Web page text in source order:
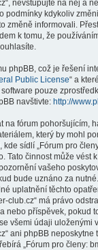
nevstupujte na něj a
podmínky kdykoliv
změně informovali.
k tomu, že
phpBB, což je řešení
Public License“ a
software pouze
navštivte: http://
na fórum pohoršujícím,
který by mohl
kde sídlí „Fórum pro
Tato činnost může vést
vašeho
bude uznáno za
uplatnění těchto
club.cz“ má právo
nebo příspěvek, pokud
všemi údaji uloženými
ani phpBB neposkytne
„Fórum pro členy: